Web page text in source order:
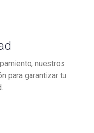
nuestros
para garantizar tu